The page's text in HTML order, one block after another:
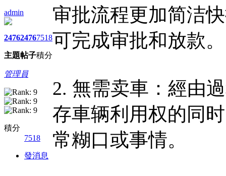
admin
2476
主題
2476
帖子
7518
積分
管理員
積分
7518
發消息
审批流程更加简洁
可完成审批和放款。
2. 無需卖車：經由
存車辆利用权的同
常糊口或事情。